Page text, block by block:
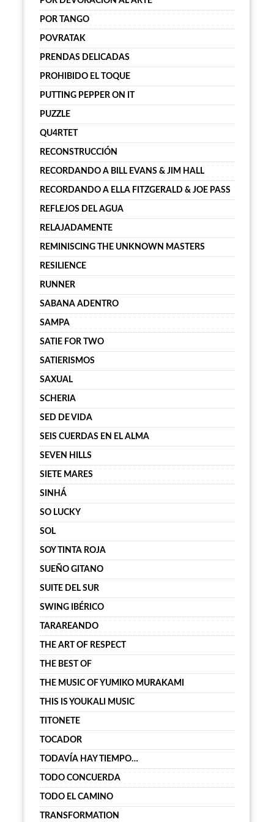
POR TANGO
POVRATAK
PRENDAS DELICADAS
PROHIBIDO EL TOQUE
PUTTING PEPPER ON IT
PUZZLE
QU4RTET
RECONSTRUCCIÓN
RECORDANDO A BILL EVANS & JIM HALL
RECORDANDO A ELLA FITZGERALD & JOE PASS
REFLEJOS DEL AGUA
RELAJADAMENTE
REMINISCING THE UNKNOWN MASTERS
RESILIENCE
RUNNER
SABANA ADENTRO
SAMPA
SATIE FOR TWO
SATIERISMOS
SAXUAL
SCHERIA
SED DE VIDA
SEIS CUERDAS EN EL ALMA
SEVEN HILLS
SIETE MARES
SINHÁ
SO LUCKY
SOL
SOY TINTA ROJA
SUEÑO GITANO
SUITE DEL SUR
SWING IBÉRICO
TARAREANDO
THE ART OF RESPECT
THE BEST OF
THE MUSIC OF YUMIKO MURAKAMI
THIS IS YOUKALI MUSIC
TITONETE
TOCADOR
TODAVÍA HAY TIEMPO…
TODO CONCUERDA
TODO EL CAMINO
TRANSFORMATION